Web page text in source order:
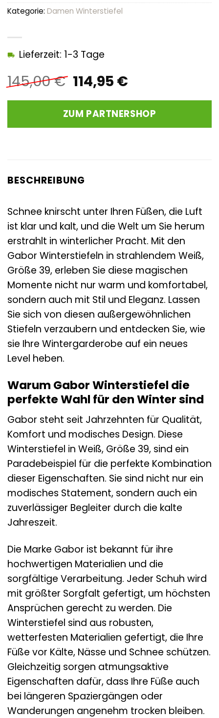
145,00€ Ursprünglicher
Preis
war:
145,00 €
114,95 €Aktueller
ist:
114,95 €.
Lieferzeit: 1-3 Tage
ZUM PARTNERSHOP
Kategorie: Damen Winterstiefel
BESCHREIBUNG
Schnee knirscht unter Ihren Füßen, die Luft
ist klar und kalt, und die Welt um Sie herum
erstrahlt in winterlicher Pracht. Mit den
Gabor Winterstiefeln in strahlendem Weiß,
Größe 39, erleben Sie diese magischen
Momente nicht nur warm und komfortabel,
sondern auch mit Stil und Eleganz. Lassen
Sie sich von diesen außergewöhnlichen
Stiefeln verzaubern und entdecken Sie, wie
sie Ihre Wintergarderobe auf ein neues
Level heben.
Warum Gabor Winterstiefel die
perfekte Wahl für den Winter sind
Gabor steht seit Jahrzehnten für Qualität,
Komfort und modisches Design. Diese
Winterstiefel in Weiß, Größe 39, sind ein
Paradebeispiel für die perfekte Kombination
dieser Eigenschaften. Sie sind nicht nur ein
modisches Statement, sondern auch ein
zuverlässiger Begleiter durch die kalte
Jahreszeit.
Die Marke Gabor ist bekannt für ihre
hochwertigen Materialien und die
sorgfältige Verarbeitung. Jeder Schuh wird
mit größter Sorgfalt gefertigt, um höchsten
Ansprüchen gerecht zu werden. Die
Winterstiefel sind aus robusten,
wetterfesten Materialien gefertigt, die Ihre
Füße vor Kälte, Nässe und Schnee schützen.
Gleichzeitig sorgen atmungsaktive
Eigenschaften dafür, dass Ihre Füße auch
bei längeren Spaziergängen oder
Wanderungen angenehm trocken bleiben.